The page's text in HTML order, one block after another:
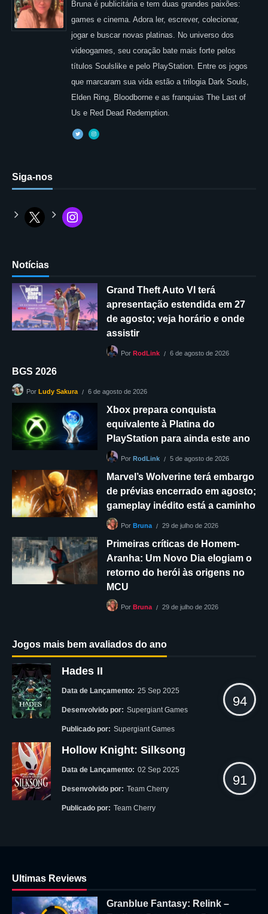
Bruna é publicitária e tem duas grandes paixões:
games e cinema. Adora ler, escrever, colecionar,
jogar e buscar novas platinas. No universo dos
videogames, seu coração bate mais forte pelos
títulos Soulslike e pelo PlayStation. Entre os jogos
que marcaram sua vida estão a trilogia Dark Souls,
Elden Ring, Bloodborne e as franquias The Last of
Us e Red Dead Redemption.
Siga-nos
Notícias
Grand Theft Auto VI terá
apresentação estendida em 27
de agosto; veja horário e onde
assistir
Por RodLink 6 de agosto de 2026
BGS 2026
Por Ludy Sakura 6 de agosto de 2026
Xbox prepara conquista
equivalente à Platina do
PlayStation para ainda este ano
Por RodLink 5 de agosto de 2026
Marvel’s Wolverine terá embargo
de prévias encerrado em agosto;
gameplay inédito está a caminho
Por Bruna 29 de julho de 2026
Primeiras críticas de Homem-
Aranha: Um Novo Dia elogiam o
retorno do herói às origens no
MCU
Por Bruna 29 de julho de 2026
Jogos mais bem avaliados do ano
Hades II
Data de Lançamento: 25 Sep 2025
Desenvolvido por: Supergiant Games
Publicado por: Supergiant Games
94
Hollow Knight: Silksong
Data de Lançamento: 02 Sep 2025
Desenvolvido por: Team Cherry
Publicado por: Team Cherry
91
Ultimas Reviews
Granblue Fantasy: Relink –